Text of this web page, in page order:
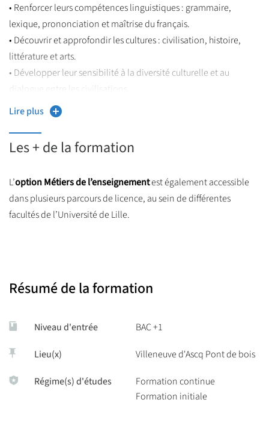
stage en milieu scolaire ;
• Appréhender les principaux enjeux du système éducatif
français.
• Renforcer leurs compétences linguistiques : grammaire,
lexique, prononciation et maîtrise du français.
• Découvrir et approfondir les cultures : civilisation, histoire,
littérature et arts.
• Développer leur sensibilité à la diversité culturelle et au
• S’exprimer avec clarté à l’oral et à l’écrit, en mobilisant un
vocabulaire précis et adapté.
• Perfectionner leurs compétences en traduction, avec un souci
constant de rigueur et de précision.
Lire plus
Les + de la formation
L’option Métiers de l’enseignementest également accessible
dans plusieurs parcours de licence, au sein de différentes
facultés de l’Université de Lille.
Résumé de la formation
Niveau d'entrée BAC +1
Lieu(x) Villeneuve d'Ascq Pont de bois
Régime(s) d'études
Formation continue
Formation initiale